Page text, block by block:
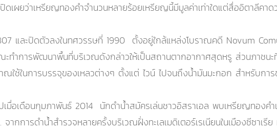
ดเผยว่าเหรียญทองคำจำนวนหลายร้อยเหรียญนี้มีมูลค่าเท่าใดแต่สื่ออิตาลีคาด
และปิดตัวลงในทศวรรษที่ 1990 ตั้งอยู่ใกล้แหล่งโบราณคดี Novum
ทำการพัฒนาพื้นที่บริเวณดังกล่าวให้เป็นสถานตากอากาศสุดหรู ส่วนภาชน
ใช้ในการบรรจุของเหลวต่างๆ ตั้งแต่ ไวน์ ไปจนถึงน้ำมันมะกอก สำหรับกา
อเดือนกุมภาพันธ์ 2014 นักดำน้ำสมัครเล่นชาวอิสราเอล พบเหรียญทองค
ารดำน้ำสำรวจหลายครั้งบริเวณฝั่งทะเลเมดิเตอร์เรเนียนในเมืองซีซาเรี